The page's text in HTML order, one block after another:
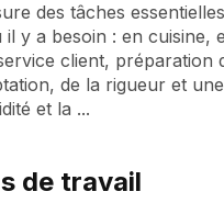
des tâches
y a besoin : en cuisine,
client, préparation
de la rigueur et
et la ...
de travail